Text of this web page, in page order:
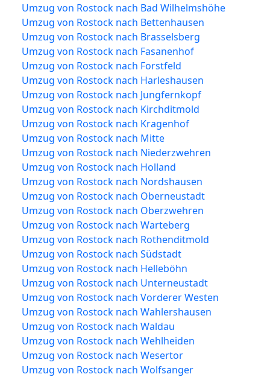
Umzug von Rostock nach Bad Wilhelmshöhe
Umzug von Rostock nach Bettenhausen
Umzug von Rostock nach Brasselsberg
Umzug von Rostock nach Fasanenhof
Umzug von Rostock nach Forstfeld
Umzug von Rostock nach Harleshausen
Umzug von Rostock nach Jungfernkopf
Umzug von Rostock nach Kirchditmold
Umzug von Rostock nach Kragenhof
Umzug von Rostock nach Mitte
Umzug von Rostock nach Niederzwehren
Umzug von Rostock nach Holland
Umzug von Rostock nach Nordshausen
Umzug von Rostock nach Oberneustadt
Umzug von Rostock nach Oberzwehren
Umzug von Rostock nach Warteberg
Umzug von Rostock nach Rothenditmold
Umzug von Rostock nach Südstadt
Umzug von Rostock nach Helleböhn
Umzug von Rostock nach Unterneustadt
Umzug von Rostock nach Vorderer Westen
Umzug von Rostock nach Wahlershausen
Umzug von Rostock nach Waldau
Umzug von Rostock nach Wehlheiden
Umzug von Rostock nach Wesertor
Umzug von Rostock nach Wolfsanger